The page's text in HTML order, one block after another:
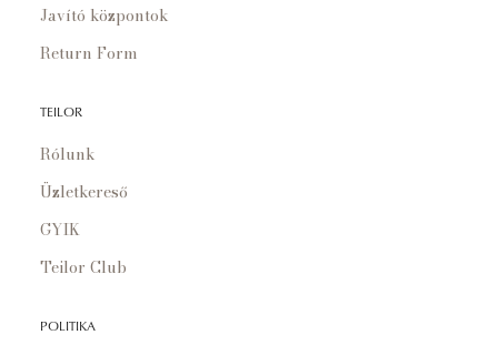
Javító központok
Return Form
TEILOR
Rólunk
Üzletkereső
GYIK
Teilor Club
POLITIKA